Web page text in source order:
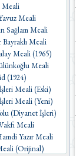
Meali
Meali
Sağlam Meali
Bayraklı Meali
Meali (1965)
Meali
(1924)
Meali (Eski)
Meali (Yeni)
(Diyanet İşleri)
Meali
Yazır Meali
(Orijinal)